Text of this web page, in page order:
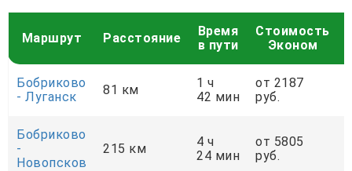
Маршрут Расстояние
Время
в пути
Стоимость
Эконом
Бобриково
- Луганск
81 км
1 ч
42 мин
от 2187
руб.
Бобриково
-
Новопсков
215 км
4 ч
24 мин
от 5805
руб.